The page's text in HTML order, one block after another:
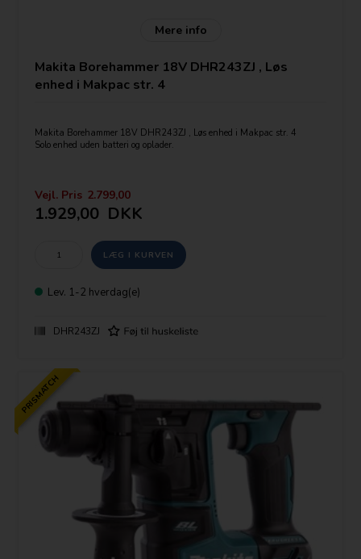
Mere info
Makita Borehammer 18V DHR243ZJ , Løs
enhed i Makpac str. 4
Makita Borehammer 18V DHR243ZJ , Løs enhed i Makpac str. 4
Solo enhed uden batteri og oplader.
OBS udskiftelig borepatron
Leveres ud over SDS+ patron med selvspændende borepatron 194079-2
Pris uden batteri og lader
Mulighed for tilslutning af udsugning.
Leveres ud over SDS+ patron med selvspændende borepatron 194079-2
Vejl. Pris 2.799,00
1.929,00 DKK
Lev. 1-2 hverdag(e)
DHR243ZJ
PRISMATCH